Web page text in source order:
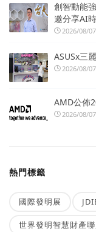
創智動能
邀分享AI
2026/08/07
ASUSx三
2026/08/07
AMD公佈
2026/08/07
熱門標籤
國際發明展
世界發明智慧財產